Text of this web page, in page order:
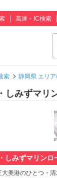
高速・IC検索
索 静岡県 エリ
しみずマリ
しみずマリンロ
大美港のひとつ・